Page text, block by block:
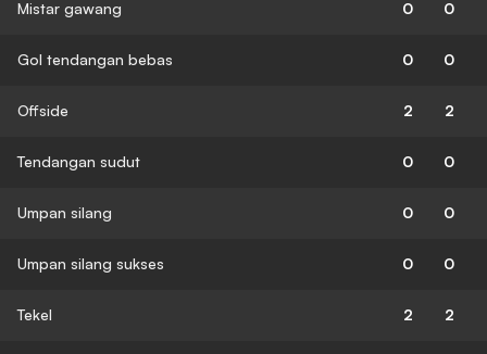
Mistar gawang 0 0
Gol tendangan bebas 0 0
Offside 2 2
Tendangan sudut 0 0
Umpan silang 0 0
Umpan silang sukses 0 0
Tekel 2 2